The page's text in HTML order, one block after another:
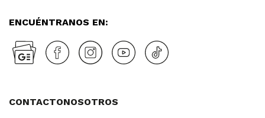
ENCUÉNTRANOS EN:
CONTACTONOSOTROS